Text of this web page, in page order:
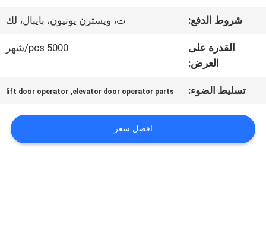
مراقبة
الجودة
بنا
شروط الدفع: ت، ويسترن يونيون، بايبال، لك
القدرة على
العرض:
5000 pcs/شهر
تسليط الضوء: elevator door operator parts
,
lift door operator
افضل سعر